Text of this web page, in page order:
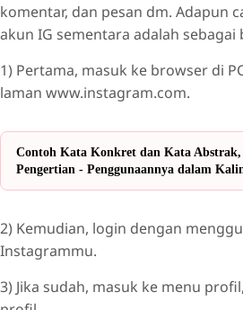
komentar, dan pesan dm. Adapun
akun IG sementara adalah sebagai
1) Pertama, masuk ke browser di
laman www.instagram.com.
Contoh Kata Konkret dan Kata
Pengertian - Penggunaannya dalam
2) Kemudian, login dengan
Instagrammu.
3) Jika sudah, masuk ke menu